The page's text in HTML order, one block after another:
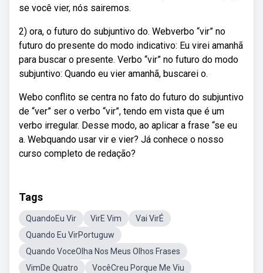
se você vier, nós sairemos.
2) ora, o futuro do subjuntivo do. Webverbo “vir” no
futuro do presente do modo indicativo: Eu virei amanhã
para buscar o presente. Verbo “vir” no futuro do modo
subjuntivo: Quando eu vier amanhã, buscarei o.
Webo conflito se centra no fato do futuro do subjuntivo
de “ver” ser o verbo “vir”, tendo em vista que é um
verbo irregular. Desse modo, ao aplicar a frase “se eu
a. Webquando usar vir e vier? Já conhece o nosso
curso completo de redação?
Tags
QuandoEu Vir VirE Vim
Vai VirÉ
Quando Eu VirPortuguw
Quando VoceOlha Nos Meus Olhos Frases
VimDe Quatro
VocêCreu Porque Me Viu